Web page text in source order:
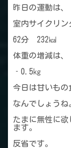
昨日の運動は、
室内サイクリン
62分 232㎉
体重の増減は、
‐0.5㎏
今日は甘いもの
なんでしょうね
たまに無性に欲
ます。
反省です。